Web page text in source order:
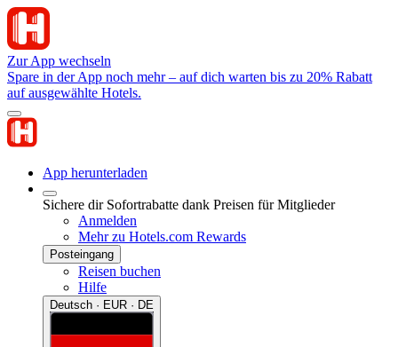
Zur App wechseln
Spare in der App noch mehr – auf dich warten bis zu 20% Rabatt
auf ausgewählte Hotels.
App herunterladen
Sichere dir Sofortrabatte dank Preisen für Mitglieder
Anmelden
Mehr zu Hotels.com Rewards
Posteingang
Reisen buchen
Hilfe
Deutsch · EUR · DE